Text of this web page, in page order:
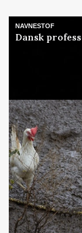
NAVNESTOF
Dansk